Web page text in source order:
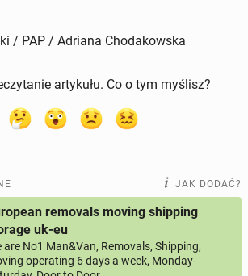
/ PAP / Adriana Chodakowska
artykułu. Co o tym myślisz?
JAK DODAĆ?
removals moving shipping
uk-eu
are No1 Man&Van, Removals, Shipping,
operating 6 days a week, Monday-